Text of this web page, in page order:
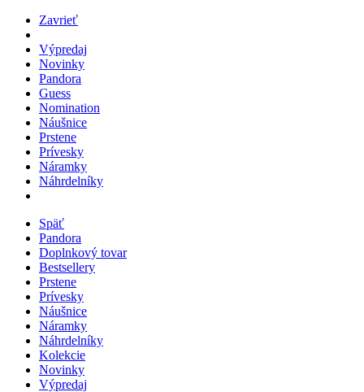
Zavrieť
Výpredaj
Novinky
Pandora
Guess
Nomination
Náušnice
Prstene
Prívesky
Náramky
Náhrdelníky
Späť
Pandora
Doplnkový tovar
Bestsellery
Prstene
Prívesky
Náušnice
Náramky
Náhrdelníky
Kolekcie
Novinky
Výpredaj